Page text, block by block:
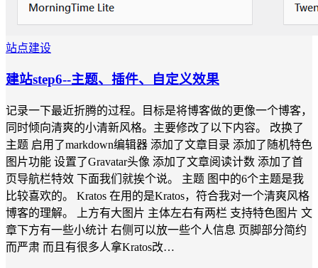
站点建设
建站step6--主题、插件、自定义效果
记录一下最近折腾的过程。目标是将博客做的更像一个博客，
同时倾向清爽的小清新风格。主要修改了以下内容。 改换了
主题 启用了markdown编辑器 添加了文章目录 添加了随机特色
图片功能 设置了Gravatar头像 添加了文章阅读计数 添加了首
页导航栏特效 下面我们就挨个说。 主题 图中的6个主题是我
比较喜欢的。 Kratos 在用的是Kratos，符合我对一个清爽风格
博客的理解。 上方有大图片 主体左右有两栏 支持特色图片 文
章下方有一些小统计 右侧可以放一些个人信息 页脚部分简约
而严肃 而且有很多人拿Kratos改…